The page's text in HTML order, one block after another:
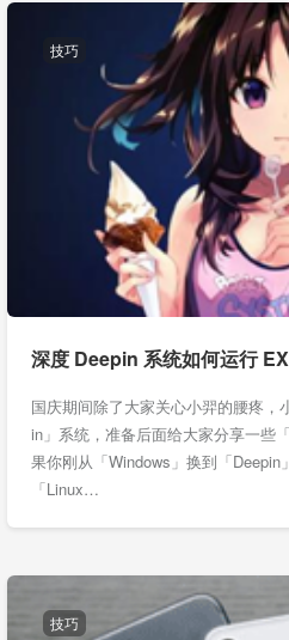
技巧
深度 Deepin 系统如何运行
国庆期间除了大家关心小羿的腰疼，
in」系统，准备后面给大家分享一些
果你刚从「Windows」换到「
「Linux…
技巧